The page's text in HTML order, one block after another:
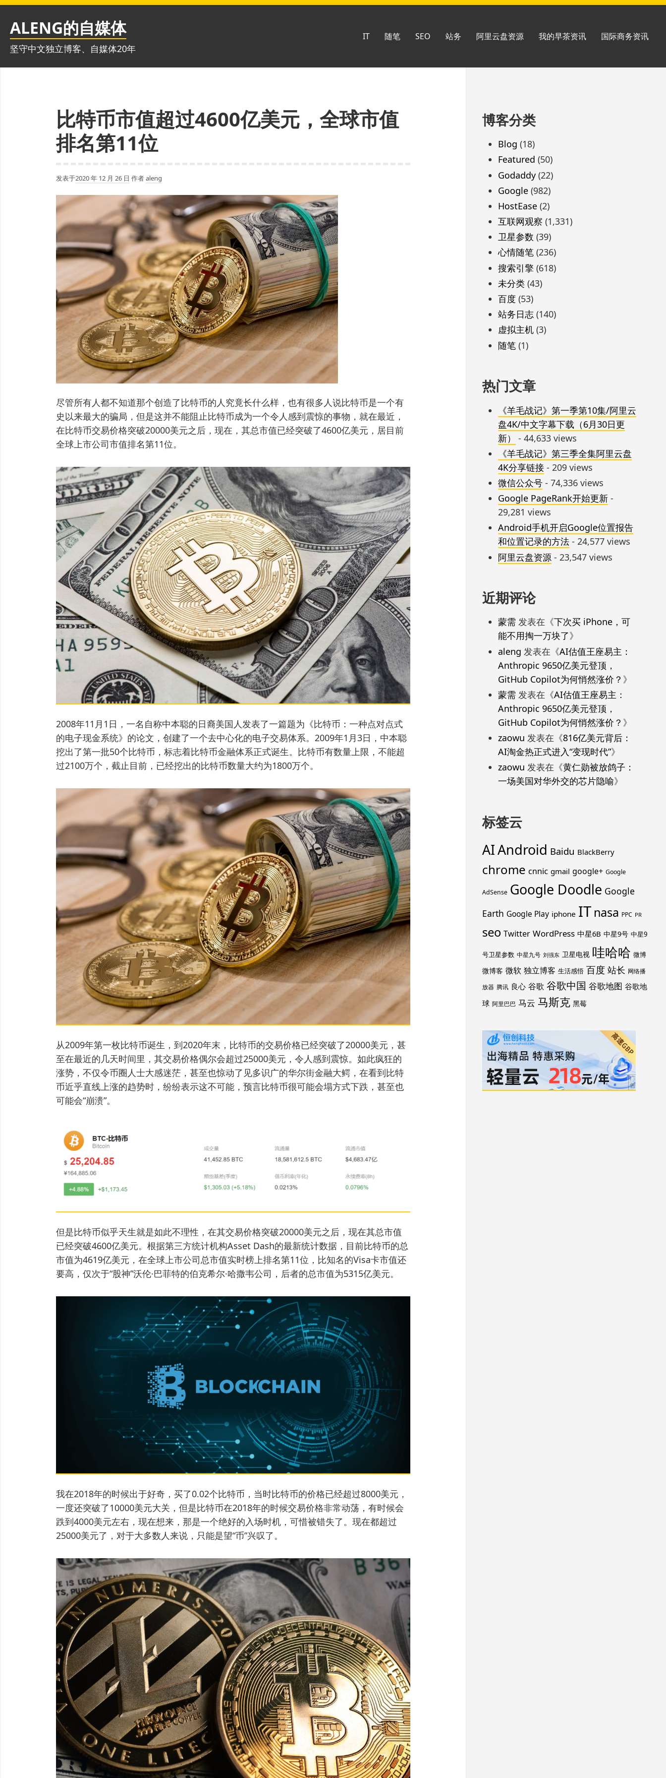
跳
ALENG的自媒体
坚守中文独立博客、自媒体20年
IT 随笔 SEO 站务 阿里云盘资源 我的早茶资讯 国际商务资讯
比特币市值超过4600亿美元，全球市值
排名第11位
发表于2020 年 12 月 26 日 作者aleng
尽管所有人都不知道那个创造了比特币的人究竟长什么样，也有很多人说比特币是一个有
史以来最大的骗局，但是这并不能阻止比特币成为一个令人感到震惊的事物，就在最近，
在比特币交易价格突破20000美元之后，现在，其总市值已经突破了4600亿美元，居目前
全球上市公司市值排名第11位。
2008年11月1日，一名自称中本聪的日裔美国人发表了一篇题为《比特币：一种点对点式
的电子现金系统》的论文，创建了一个去中心化的电子交易体系。2009年1月3日，中本聪
挖出了第一批50个比特币，标志着比特币金融体系正式诞生。比特币有数量上限，不能超
过2100万个，截止目前，已经挖出的比特币数量大约为1800万个。
从2009年第一枚比特币诞生，到2020年末，比特币的交易价格已经突破了20000美元，甚
至在最近的几天时间里，其交易价格偶尔会超过25000美元，令人感到震惊。如此疯狂的
涨势，不仅令币圈人士大感迷茫，甚至也惊动了见多识广的华尔街金融大鳄，在看到比特
币近乎直线上涨的趋势时，纷纷表示这不可能，预言比特币很可能会塌方式下跌，甚至也
可能会“崩溃”。
但是比特币似乎天生就是如此不理性，在其交易价格突破20000美元之后，现在其总市值
已经突破4600亿美元。根据第三方统计机构Asset Dash的最新统计数据，目前比特币的总
市值为4619亿美元，在全球上市公司总市值实时榜上排名第11位，比知名的Visa卡市值还
要高，仅次于“股神”沃伦·巴菲特的伯克希尔·哈撒韦公司，后者的总市值为5315亿美元。
我在2018年的时候出于好奇，买了0.02个比特币，当时比特币的价格已经超过8000美元，
一度还突破了10000美元大关，但是比特币在2018年的时候交易价格非常动荡，有时候会
跌到4000美元左右，现在想来，那是一个绝好的入场时机，可惜被错失了。现在都超过
25000美元了，对于大多数人来说，只能是望“币”兴叹了。
至
脚
博客分类
Blog (18)
Featured (50)
Godaddy(22)
Google(982)
HostEase(2)
互联网观察 (1,331)
卫星参数 (39)
心情随笔(236)
搜索引擎 (618)
未分类(43)
百度 (53)
站务日志(140)
虚拟主机(3)
随笔(1)
热门文章
《羊毛战记》第一季第10集/阿里云
盘4K/中文字幕下载（6月30日更
新）
- 44,633 views
《羊毛战记》第三季全集阿里云盘
4K分享链接- 209 views
微信公众号- 74,336 views
Google PageRank开始更新-
29,281 views
Android手机开启Google位置报告
和位置记录的方法- 24,577 views
阿里云盘资源- 23,547 views
近期评论
蒙需发表在《下次买 iPhone，可
能不用掏一万块了》
aleng 发表在《AI估值王座易主：
Anthropic 9650亿美元登顶，
GitHub Copilot为何悄然涨价？ 》
蒙需发表在《AI估值王座易主：
Anthropic 9650亿美元登顶，
GitHub Copilot为何悄然涨价？ 》
zaowu 发表在《816亿美元背后：
AI淘金热正式进入“变现时代”》
zaowu 发表在《黄仁勋被放鸽子：
一场美国对华外交的芯片隐喻》
标签云
AIAndroid Baidu BlackBerry
chrome cnnic gmail google+ Google
AdSense Google Doodle Google
Earth Google Play iphone IT nasa PPC PR
seo Twitter WordPress 中星6B 中星9号 中星9
号卫星参数 中星九号 刘强东 卫星电视 哇哈哈 微博
微博客 微软 独立博客 生活感悟 百度 站长 网络播
放器 腾讯 良心 谷歌 谷歌中国 谷歌地图 谷歌地
球 阿里巴巴 马云 马斯克 黑莓